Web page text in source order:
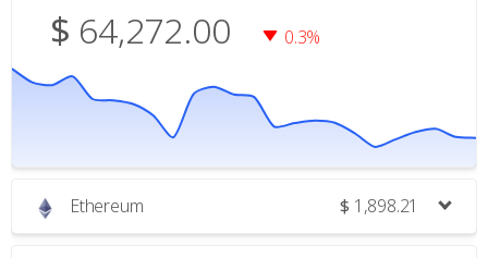
$ 64,272.00 0.3%
Ethereum $ 1,898.21